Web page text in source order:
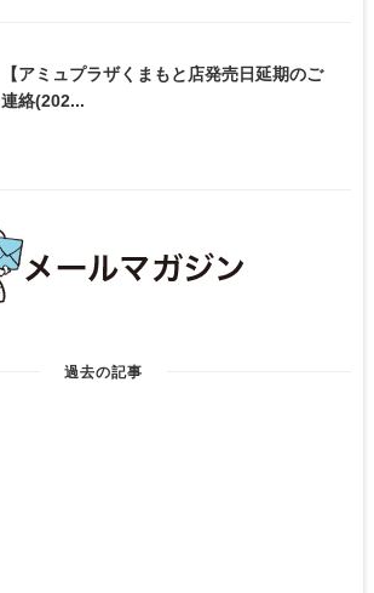
【アミュプラザくまもと店発売日延期のご
連絡(202...
過去の記事